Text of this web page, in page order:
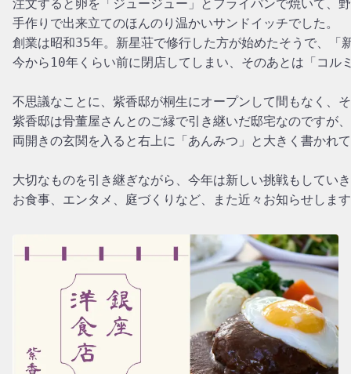
注文すると卵を「ジュージュー」とフライパンで焼いて、
手作りで出来立てのほんのり温かいサンドイッチでした。
創業は昭和35年。新星荘で修行した方が始めたそうで、「
今から10年くらい前に閉店してしまい、そのあとは「コル
不思議なことに、紫香邸が桐生にオープンして間もなく、
紫香邸は骨董屋さんとのご縁で引き継いだ邸宅なのですが
両開きの玄関を入ると右上に「あんみつ」と大きく書かれ
大切なものを引き継ぎながら、今年は新しい挑戦もしてい
お食事、エンタメ、庭づくりなど、また近々お知らせしま